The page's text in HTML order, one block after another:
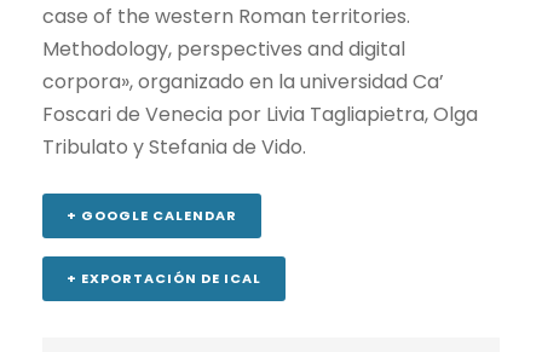
case of the western Roman territories.
Methodology, perspectives and digital
corpora», organizado en la universidad Ca’
Foscari de Venecia por Livia Tagliapietra, Olga
Tribulato y Stefania de Vido.
+ GOOGLE CALENDAR
+ EXPORTACIÓN DE ICAL